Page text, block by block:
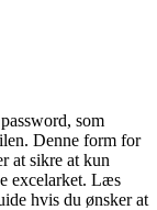
som
Denne form for
at sikre at kun
excelarket. Læs
hvis du ønsker at